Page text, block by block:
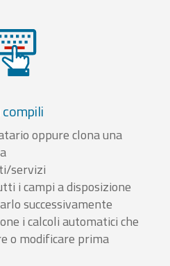
compili
oppure clona una
servizi
i campi a disposizione
successivamente
i calcoli automatici che
o modificare prima